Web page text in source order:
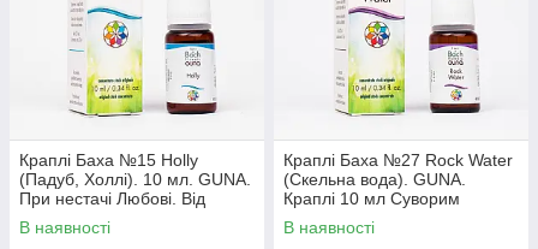
Краплі Баха №15 Holly
(Падуб, Холлі). 10 мл. GUNA.
При нестачі Любові. Від
дратівливості, ревнощів
В наявності
Краплі Баха №27 Rock Water
(Скельна вода). GUNA.
Краплі 10 мл Суворим
ідеалістам. Закритим і
напруженим
В наявності